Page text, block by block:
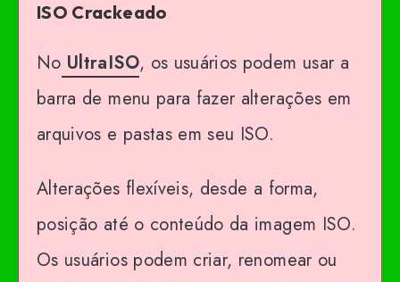
ISO Crackeado
No UltraISO, os usuários podem usar a
barra de menu para fazer alterações em
arquivos e pastas em seu ISO.
Alterações flexíveis, desde a forma,
posição até o conteúdo da imagem ISO.
Os usuários podem criar, renomear ou